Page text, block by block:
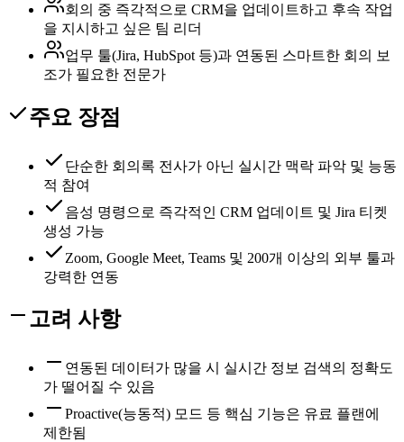
회의 중 즉각적으로 CRM을 업데이트하고 후속 작업
을 지시하고 싶은 팀 리더
업무 툴(Jira, HubSpot 등)과 연동된 스마트한 회의 보
조가 필요한 전문가
주요 장점
단순한 회의록 전사가 아닌 실시간 맥락 파악 및 능동
적 참여
음성 명령으로 즉각적인 CRM 업데이트 및 Jira 티켓
생성 가능
Zoom, Google Meet, Teams 및 200개 이상의 외부 툴과
강력한 연동
고려 사항
연동된 데이터가 많을 시 실시간 정보 검색의 정확도
가 떨어질 수 있음
Proactive(능동적) 모드 등 핵심 기능은 유료 플랜에
제한됨